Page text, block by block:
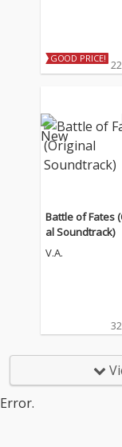
GOOD PRICE!
Battle of Fates
al Soundtrack)
V.A.
Error.